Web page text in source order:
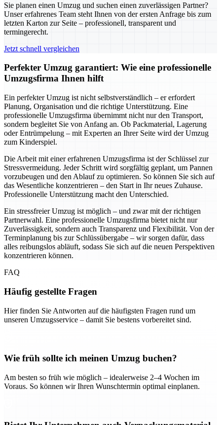
Sie planen einen Umzug und suchen einen zuverlässigen Partner?
Unser erfahrenes Team steht Ihnen von der ersten Anfrage bis zum
letzten Karton zur Seite – professionell, transparent und
termingerecht.
Jetzt schnell vergleichen
Perfekter Umzug garantiert: Wie eine professionelle
Umzugsfirma Ihnen hilft
Ein perfekter Umzug ist nicht selbstverständlich – er erfordert
Planung, Organisation und die richtige Unterstützung. Eine
professionelle Umzugsfirma übernimmt nicht nur den Transport,
sondern begleitet Sie von Anfang an. Ob Packmaterial, Lagerung
oder Entrümpelung – mit Experten an Ihrer Seite wird der Umzug
zum Kinderspiel.
Die Arbeit mit einer erfahrenen Umzugsfirma ist der Schlüssel zur
Stressvermeidung. Jeder Schritt wird sorgfältig geplant, um Pannen
vorzubeugen und den Ablauf zu optimieren. So können Sie sich auf
das Wesentliche konzentrieren – den Start in Ihr neues Zuhause.
Professionelle Unterstützung macht den Unterschied.
Ein stressfreier Umzug ist möglich – und zwar mit der richtigen
Partnerwahl. Eine professionelle Umzugsfirma bietet nicht nur
Zuverlässigkeit, sondern auch Transparenz und Flexibilität. Von der
Terminplanung bis zur Schlüssübergabe – wir sorgen dafür, dass
alles reibungslos abläuft, sodass Sie sich auf die neuen Perspektiven
konzentrieren können.
FAQ
Häufig gestellte Fragen
Hier finden Sie Antworten auf die häufigsten Fragen rund um
unseren Umzugsservice – damit Sie bestens vorbereitet sind.
Wie früh sollte ich meinen Umzug buchen?
Am besten so früh wie möglich – idealerweise 2–4 Wochen im
Voraus. So können wir Ihren Wunschtermin optimal einplanen.